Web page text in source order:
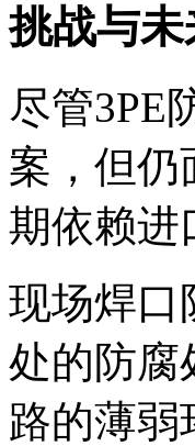
挑战与
尽管3PE
案，但仍
期依赖进
现场焊口
处的防腐
路的薄弱